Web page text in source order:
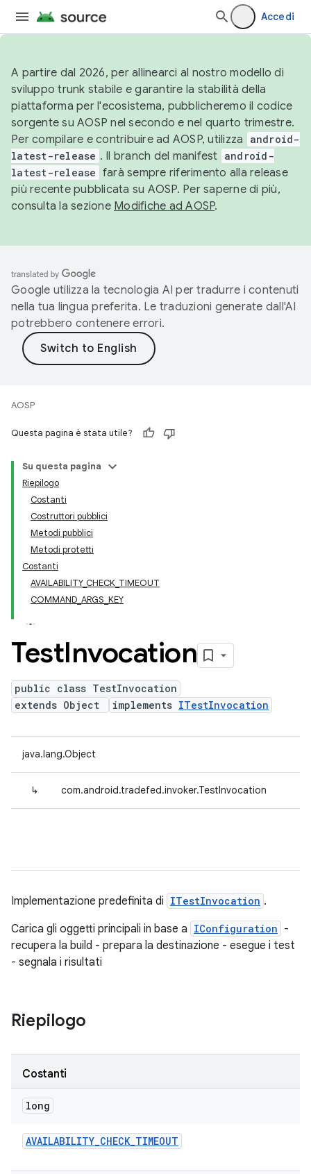
Accedi
A partire dal 2026, per allinearci al nostro modello di
sviluppo trunk stabile e garantire la stabilità della
piattaforma per l'ecosistema, pubblicheremo il codice
sorgente su AOSP nel secondo e nel quarto trimestre.
Per compilare e contribuire ad AOSP, utilizza
android-
latest-release . Il branch del manifest android-
latest-release farà sempre riferimento alla release
più recente pubblicata su AOSP. Per saperne di più,
consulta la sezione Modifiche ad AOSP.
Google utilizza la tecnologia AI per tradurre i contenuti
nella tua lingua preferita. Le traduzioni generate dall'AI
potrebbero contenere errori.
AOSP
Questa pagina è stata utile?
Su questa pagina
Riepilogo
Costanti
Costruttori pubblici
Metodi pubblici
Metodi protetti
Costanti
AVAILABILITY_CHECK_TIMEOUT
COMMAND_ARGS_KEY
TestInvocation
public class TestInvocation
extends Object
implements ITestInvocation
java.lang.Object
↳ com.android.tradefed.invoker.TestInvocation
Implementazione predefinita di ITestInvocation .
Carica gli oggetti principali in base a IConfiguration -
recupera la build - prepara la destinazione - esegue i test
- segnala i risultati
Riepilogo
Costanti
long
AVAILABILITY_CHECK_TIMEOUT